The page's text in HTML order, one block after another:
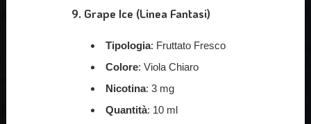
9. Grape Ice (Linea Fantasi)
Tipologia: Fruttato Fresco
Colore: Viola Chiaro
Nicotina: 3 mg
Quantità: 10 ml